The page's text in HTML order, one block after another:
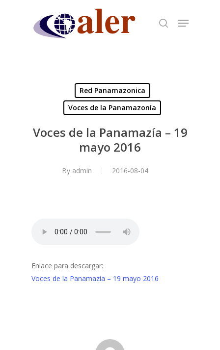
Red Panamazonica
Voces de la Panamazonía
Voces de la Panamazía – 19
mayo 2016
By admin 2016-08-04
Enlace para descargar:
Voces de la Panamazía – 19 mayo 2016